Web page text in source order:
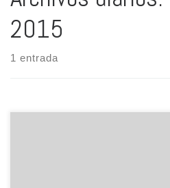
2015
1 entrada